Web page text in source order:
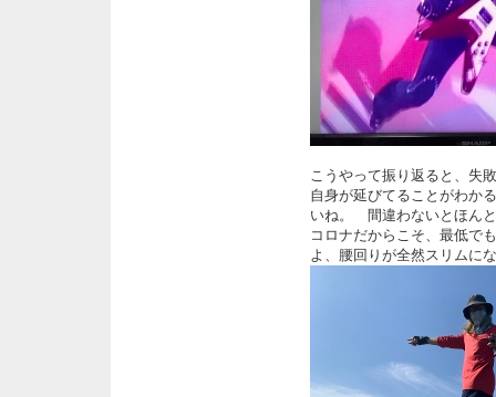
こうやって振り返ると、失
自身が延びてることがわ
いね。 間違わないとほん
コロナだからこそ、最低
よ、腰回りが全然スリムに